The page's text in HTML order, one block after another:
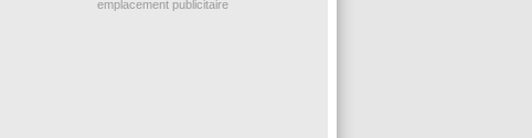
emplacement publicitaire